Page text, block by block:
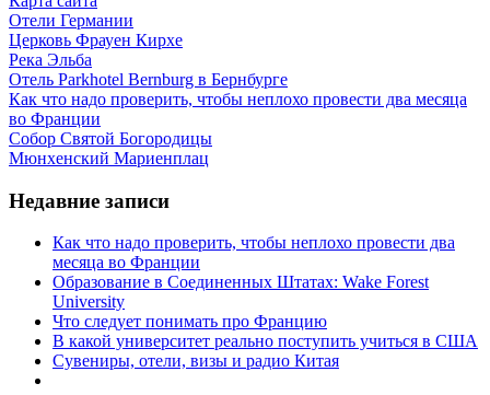
Отели Германии
Церковь Фрауен Кирхе
Река Эльба
Отель Parkhotel Bernburg в Бернбурге
Как что надо проверить, чтобы неплохо провести два месяца
во Франции
Собор Святой Богородицы
Мюнхенский Мариенплац
Недавние записи
Как что надо проверить, чтобы неплохо провести два
месяца во Франции
Образование в Соединенных Штатах: Wake Forest
University
Что следует понимать про Францию
В какой университет реально поступить учиться в США
Сувениры, отели, визы и радио Китая